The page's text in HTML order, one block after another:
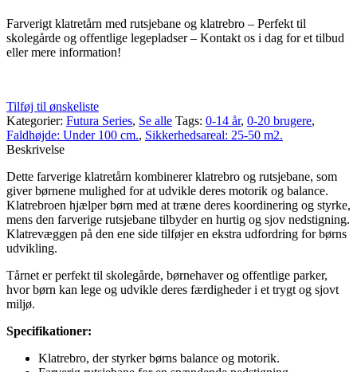
Farverigt klatretårn med rutsjebane og klatrebro – Perfekt til
skolegårde og offentlige legepladser – Kontakt os i dag for et tilbud
eller mere information!
Tilføj til ønskeliste
Kategorier: Futura Series, Se alle Tags: 0-14 år, 0-20 brugere,
Faldhøjde: Under 100 cm., Sikkerhedsareal: 25-50 m2.
Beskrivelse
Dette farverige klatretårn kombinerer klatrebro og rutsjebane, som
giver børnene mulighed for at udvikle deres motorik og balance.
Klatrebroen hjælper børn med at træne deres koordinering og styrke,
mens den farverige rutsjebane tilbyder en hurtig og sjov nedstigning.
Klatrevæggen på den ene side tilføjer en ekstra udfordring for børns
udvikling.
Tårnet er perfekt til skolegårde, børnehaver og offentlige parker,
hvor børn kan lege og udvikle deres færdigheder i et trygt og sjovt
miljø.
Specifikationer:
Klatrebro, der styrker børns balance og motorik.